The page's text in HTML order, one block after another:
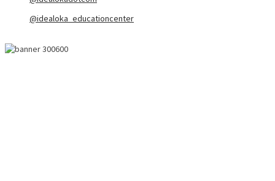
@idealoka_educationcenter